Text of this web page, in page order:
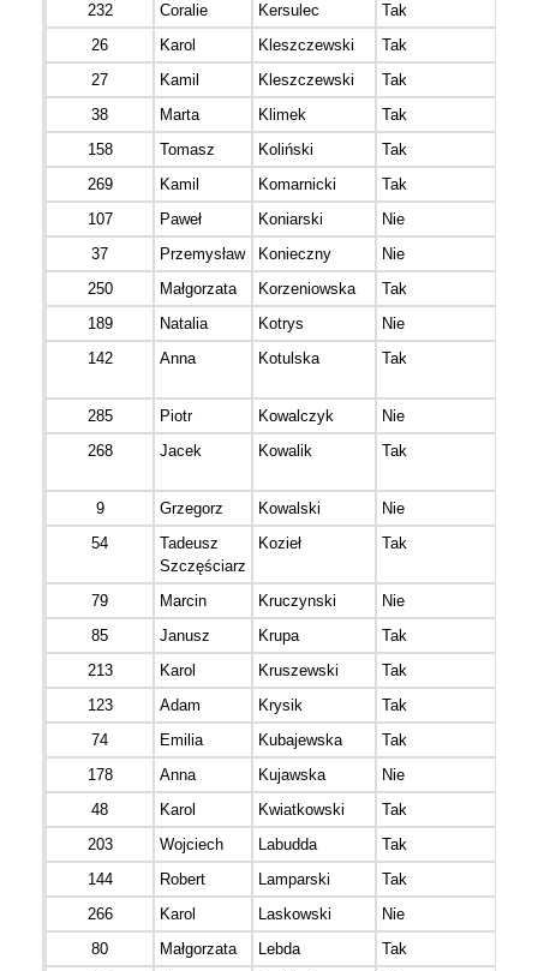
232
Coralie Kersulec
Tak
26
Karol Kleszczewski
Tak
27
Kamil Kleszczewski
Tak
38
Marta Klimek
Tak
158
Tomasz Koliński
Tak
269
Kamil Komarnicki
Tak
107
Paweł Koniarski
Nie
37
Przemysław Konieczny
Nie
250
Małgorzata Korzeniowska
Tak
189
Natalia Kotrys
Nie
142
Anna Kotulska Tak
285 Piotr Kowalczyk
Nie
268
Jacek Kowalik Tak
9 Grzegorz Kowalski
Nie
54
Tadeusz
Szczęściarz
Kozieł Tak
79 Marcin Kruczynski
Nie
85
Janusz Krupa
Tak
213
Karol Kruszewski
Tak
123
Adam Krysik
Tak
74
Emilia Kubajewska
Tak
178
Anna Kujawska
Nie
48
Karol Kwiatkowski
Tak
203
Wojciech Labudda
Tak
144
Robert Lamparski
Tak
266
Karol Laskowski
Nie
80
Małgorzata Lebda
Tak